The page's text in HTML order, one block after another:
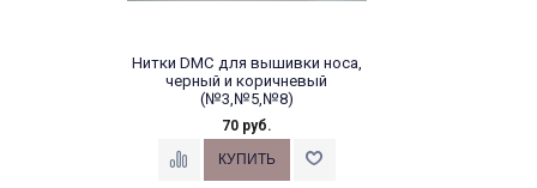
Нитки DMC для вышивки носа,
черный и коричневый
(№3,№5,№8)
№8 Черные для небольших
70 руб.